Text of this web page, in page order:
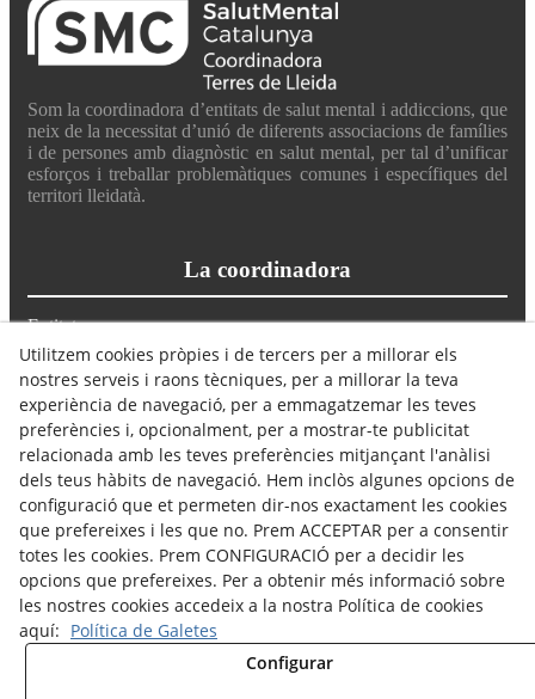
Som la coordinadora d’entitats de salut mental i addiccions, que
neix de la necessitat d’unió de diferents associacions de famílies
i de persones amb diagnòstic en salut mental, per tal d’unificar
esforços i treballar problemàtiques comunes i específiques del
territori lleidatà.
La coordinadora
Entitats
Què fem
Avís Legal
Política de Cookies
Política de Privacitat
Troba'ns
Seu de l'Associació Salut Mental Noguera
Carrer Noguera Pallaresa 32, Balaguer 25600
697 77 57 64 // 633 36 55 56
coordinadora@salutmentalterresdelleida.org
comunicacio@salutmentalterresdelleida.org
Utilitzem cookies pròpies i de tercers per a millorar els
nostres serveis i raons tècniques, per a millorar la teva
experiència de navegació, per a emmagatzemar les teves
preferències i, opcionalment, per a mostrar-te publicitat
relacionada amb les teves preferències mitjançant l'anàlisi
dels teus hàbits de navegació. Hem inclòs algunes opcions de
configuració que et permeten dir-nos exactament les cookies
que prefereixes i les que no. Prem ACCEPTAR per a consentir
totes les cookies. Prem CONFIGURACIÓ per a decidir les
opcions que prefereixes. Per a obtenir més informació sobre
les nostres cookies accedeix a la nostra Política de cookies
aquí: Política de Galetes
Configurar